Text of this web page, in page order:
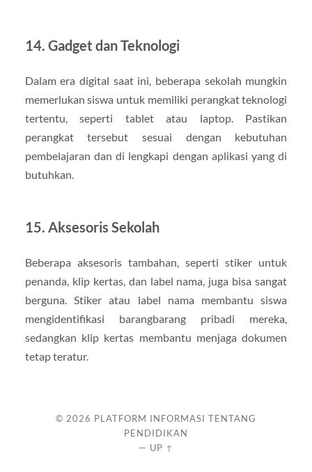
14. Gadget dan Teknologi
Dalam era digital saat ini, beberapa sekolah mungkin
memerlukan siswa untuk memiliki perangkat teknologi
tertentu, seperti tablet atau laptop. Pastikan
perangkat tersebut sesuai dengan kebutuhan
pembelajaran dan di lengkapi dengan aplikasi yang di
butuhkan.
15. Aksesoris Sekolah
Beberapa aksesoris tambahan, seperti stiker untuk
penanda, klip kertas, dan label nama, juga bisa sangat
berguna. Stiker atau label nama membantu siswa
mengidentifikasi barangbarang pribadi mereka,
sedangkan klip kertas membantu menjaga dokumen
tetap teratur.
© 2026 PLATFORM INFORMASI TENTANG
PENDIDIKAN
— UP ↑